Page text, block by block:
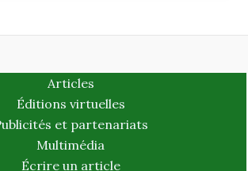
Articles
Éditions virtuelles
et partenariats
Multimédia
Écrire un article